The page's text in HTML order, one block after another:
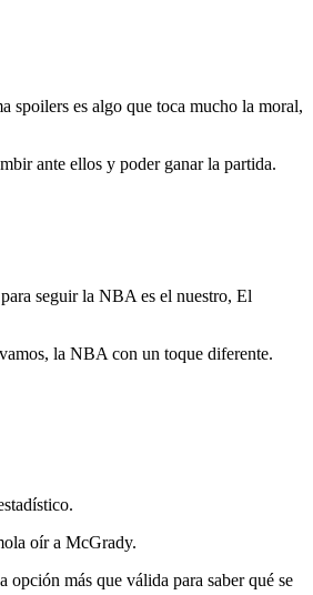
spoilers es algo que toca mucho la moral,
ante ellos y poder ganar la partida.
seguir la NBA es el nuestro, El
la NBA con un toque diferente.
oír a McGrady.
más que válida para saber qué se